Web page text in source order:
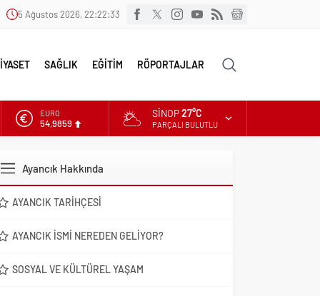
5 Ağustos 2026, 22:22:34
SAĞLIK EĞİTİM RÖPORTAJLAR
EURO
54,9859
DOLAR
SINOP27°C
PARÇALI BULUTLU
Ayancık Hakkında
AYANCIK TARIHÇESI
AYANCIK İSMI NEREDEN GELIYOR?
SOSYAL VE KÜLTÜREL YAŞAM